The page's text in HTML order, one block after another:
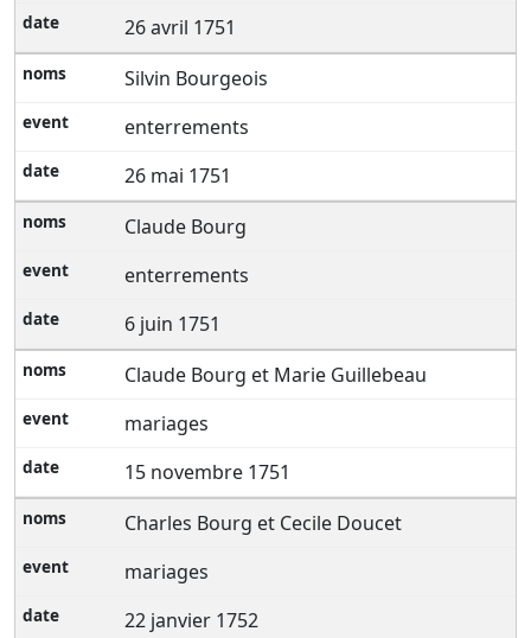
26 avril 1751
Silvin Bourgeois
enterrements
26 mai 1751
Claude Bourg
enterrements
6 juin 1751
Claude Bourg et Marie Guillebeau
mariages
15 novembre 1751
Charles Bourg et Cecile Doucet
mariages
22 janvier 1752